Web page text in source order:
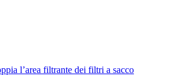
l’area filtrante dei filtri a sacco